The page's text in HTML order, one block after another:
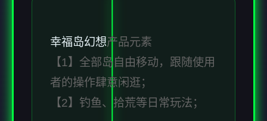
幸福岛幻想产品元素
【1】全部岛自由移动，跟随使用
者的操作肆意闲逛；
【2】钓鱼、拾荒等日常玩法；